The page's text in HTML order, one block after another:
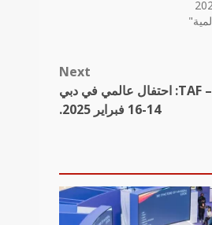
Next
TAF – The Art Fest International: احتفال عالمي في دبي
14-16 فبراير 2025.